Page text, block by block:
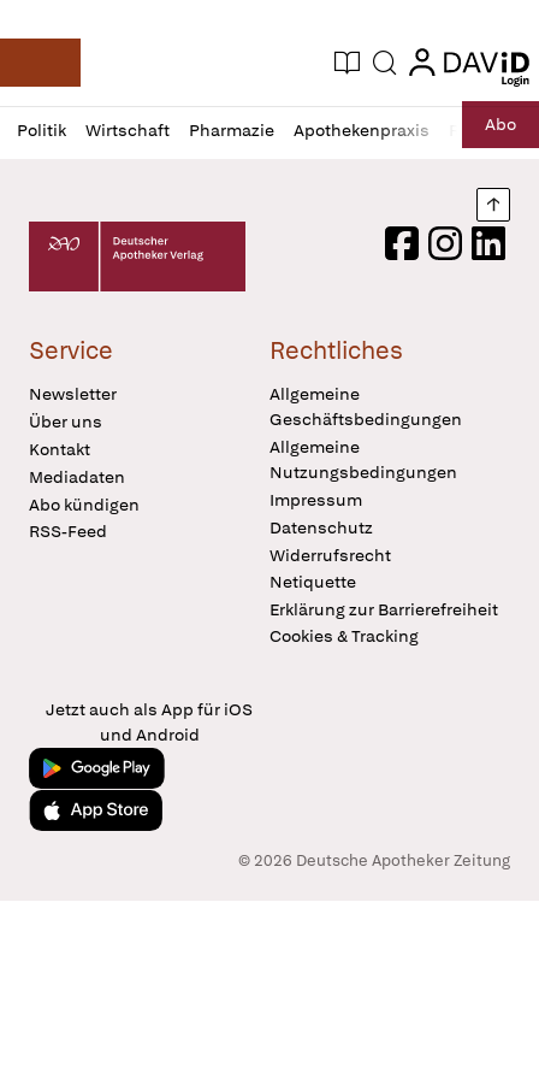
Deutsche Apotheker Zeitung
Aktuelle Ausgabe
Suche login
login
Politik Wirtschaft Pharmazie Apothekenpraxis RechtAbo
Profil
öffnen
Daz
Pur
Deutscher Apotheker Verlag Logo
FacebookInstagram
Service
Newsletter
Über uns
Kontakt
Mediadaten
Abo kündigen
RSS-Feed
Rechtliches
Allgemeine
Geschäftsbedingungen
Allgemeine
Nutzungsbedingungen
Impressum
Datenschutz
Widerrufsrecht
Netiquette
Erklärung zur Barrierefreiheit
Cookies & Tracking
Jetzt auch als App für iOS
und Android
Jetzt bei Google Play
Laden im App Store
© 2026 Deutsche Apotheker Zeitung